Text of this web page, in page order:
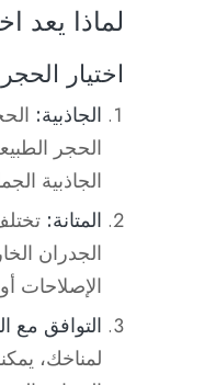
لماذا يعد
اختيار
الجاذبية:
الحجر
الجاذبية
المتانة:
الجدران
الإصلاحات
التوافق مع
لمناخك،